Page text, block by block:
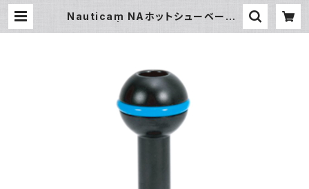
Nauticam NAホットシューベースL